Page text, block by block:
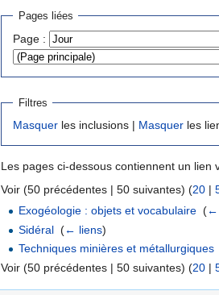
Pages liées
Page :
Filtres
Masquer les inclusions | Masquer les
Les pages ci-dessous contiennent un lien
Voir (50 précédentes | 50 suivantes) (20 |
Exogéologie : objets et vocabulaire ‎(←
Sidéral ‎(← liens)
Techniques minières et métallurgiques
Voir (50 précédentes | 50 suivantes) (20 |